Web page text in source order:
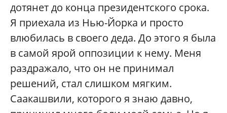
дотянет до конца президентского срока.
Я приехала из Нью-Йорка и просто
влюбилась в своего деда. До этого я была
в самой ярой оппозиции к нему. Меня
раздражало, что он не принимал
решений, стал слишком мягким.
Саакашвили, которого я знаю давно,